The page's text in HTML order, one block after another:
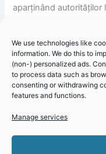
We use technologies like
information. We do this to
(non-) personalized ads.
to process data such as
consenting or withdrawing
features and functions.
Manage services
aparținând autorităților
Pentru o gestionare
cei care pot oferi spații
sunt rugați să sune în
0785.294.067 (luni-